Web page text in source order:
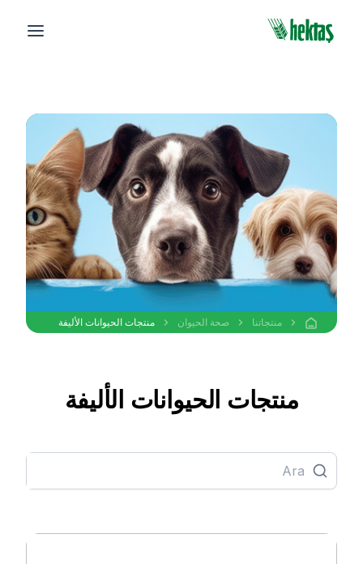
منتجاتنا صحة الحيوان منتجات الحيوانات الأليفة
منتجات الحيوانات الأليفة